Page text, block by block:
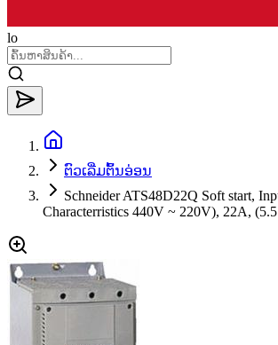
lo
ຕົວເລີ່ມຕົ້ນອ່ອນ
Schneider ATS48D22Q Soft start,
Characterristics 440V ~ 220V), 22A,